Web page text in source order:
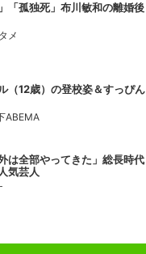
「孤独死」布川敏和の離婚後
メ
（12歳）の登校姿＆すっぴん
ABEMA
は全部やってきた」総長時代
気芸人